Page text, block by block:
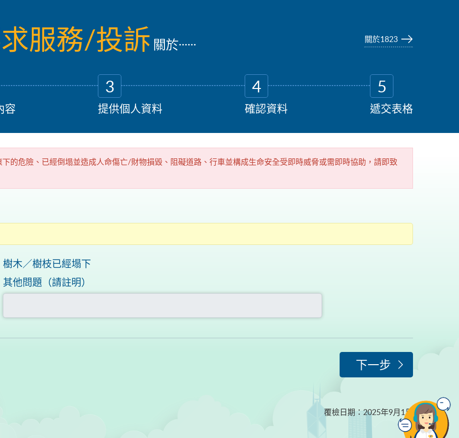
服務/投訴 關於...... 關於1823
容
3
提供個人資料
4
確認資料
5
遞交表格
的危險、已經倒塌並造成人命傷亡/財物損毀、阻礙道路、行車並構成生命安全受即時威脅或需即時協助，請即致
樹木／樹枝已經塌下
其他問題（請註明）
下一步
覆檢日期：2025年9月1日